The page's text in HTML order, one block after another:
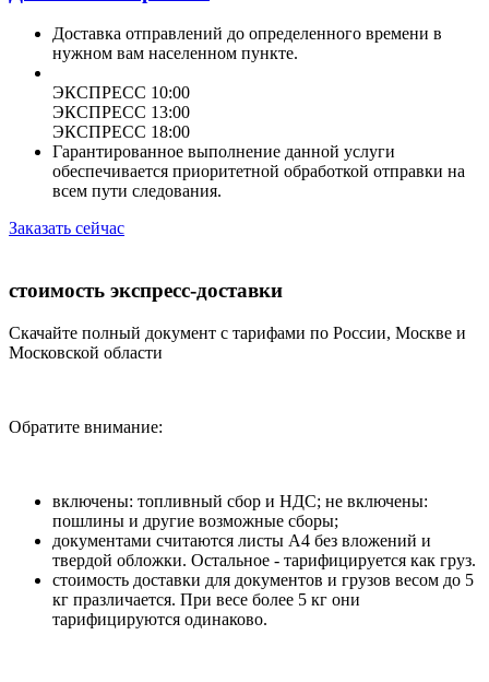
Доставка отправлений до определенного времени в
нужном вам населенном пункте.
ЭКСПРЕСС 10:00
ЭКСПРЕСС 13:00
ЭКСПРЕСС 18:00
Гарантированное выполнение данной услуги
обеспечивается приоритетной обработкой отправки на
всем пути следования.
Заказать сейчас
стоимость экспресс-доставки
Скачайте полный документ с тарифами по России, Москве и
Московской области
Обратите внимание:
включены: топливный сбор и НДС; не включены:
пошлины и другие возможные сборы;
документами считаются листы А4 без вложений и
твердой обложки. Остальное - тарифицируется как груз.
стоимость доставки для документов и грузов весом до 5
кг празличается. При весе более 5 кг они
тарифицируются одинаково.